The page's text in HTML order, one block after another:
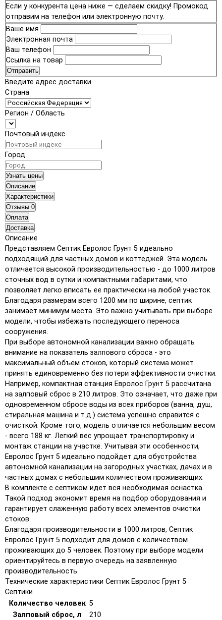
Если у конкурента цена ниже — сделаем скидку! Промокод
отправим на телефон или электронную почту.
Ваше имя
Электронная почта
Ваш телефон
Ссылка на товар
Отправить
Введите адрес доставки
Страна
Регион / Область
Почтовый индекс
Город
Узнать цены
Описание
Характеристики
Отзывы 0
Оплата
Доставка
Описание
Представляем Септик Евролос Грунт 5 идеально
подходящий для частных домов и коттеджей. Эта модель
отличается высокой производительностью - до 1000 литров
сточных вод в сутки и компактными габаритами, что
позволяет легко вписать ее практически на любой участок.
Благодаря размерам всего 1200 мм по ширине, септик
занимает минимум места. Это важно учитывать при выборе
модели, чтобы избежать последующего переноса
сооружения.
При выборе автономной канализации важно обращать
внимание на показатель залпового сброса - это
максимальный объем стоков, который система может
принять единовременно без потери эффективности очистки.
Например, компактная станция Евролос Грунт 5 рассчитана
на залповый сброс в 210 литров. Это означает, что даже при
одновременном сбросе воды из всех приборов (ванна, душ,
стиральная машина и т.д.) система успешно справится с
очисткой. Кроме того, модель отличается небольшим весом
- всего 188 кг. Легкий вес упрощает транспортировку и
монтаж станции на участке. Учитывая эти особенности,
Евролос Грунт 5 идеально подойдет для обустройства
автономной канализации на загородных участках, дачах и в
частных домах с небольшим количеством проживающих.
В комплекте с септиком идет вся необходимая оснастка.
Такой подход экономит время на подбор оборудования и
гарантирует слаженную работу всех элементов очистки
стоков.
Благодаря производительности в 1000 литров, Септик
Евролос Грунт 5 подходит для домов с количеством
проживающих до 5 человек. Поэтому при выборе модели
ориентируйтесь в первую очередь на заявленную
производительность.
Технические характеристики Септик Евролос Грунт 5
Септики
Количество человек 5
Залповый сброс, л
210